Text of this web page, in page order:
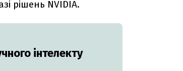
рішень NVIDIA.
інтелекту